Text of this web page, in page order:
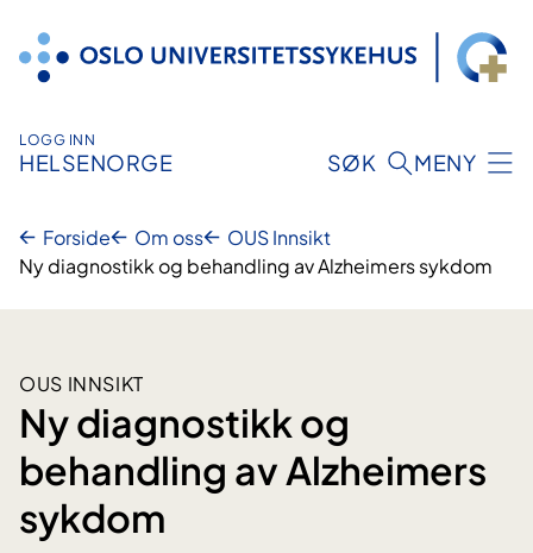
innhold
LOGG INN
HELSENORGE SØK MENY
Forside Om oss
OUS Innsikt
Ny diagnostikk og behandling av Alzheimers sykdom
OUS INNSIKT
Ny diagnostikk og
behandling av Alzheimers
sykdom